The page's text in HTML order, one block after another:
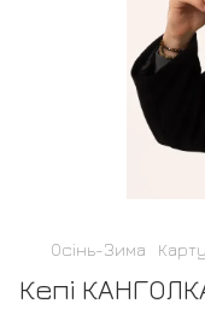
Осінь-Зима
Кепі